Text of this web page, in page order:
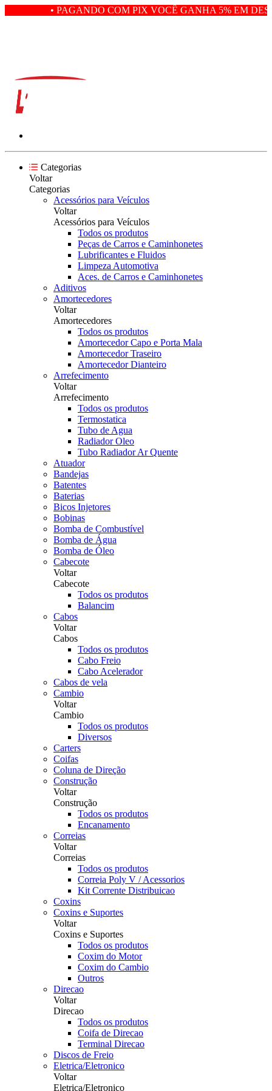
• PAGANDO COM PIX VOCÊ GANHA 5% EM
Categorias
Voltar
Categorias
Acessórios para Veículos
Voltar
Acessórios para Veículos
Todos os produtos
Peças de Carros e Caminhonetes
Lubrificantes e Fluidos
Limpeza Automotiva
Aces. de Carros e Caminhonetes
Aditivos
Amortecedores
Voltar
Amortecedores
Todos os produtos
Amortecedor Capo e Porta Mala
Amortecedor Traseiro
Amortecedor Dianteiro
Arrefecimento
Voltar
Arrefecimento
Todos os produtos
Termostatica
Tubo de Agua
Radiador Oleo
Tubo Radiador Ar Quente
Atuador
Bandejas
Batentes
Baterias
Bicos Injetores
Bobinas
Bomba de Combustível
Bomba de Água
Bomba de Óleo
Cabecote
Voltar
Cabecote
Todos os produtos
Balancim
Cabos
Voltar
Cabos
Todos os produtos
Cabo Freio
Cabo Acelerador
Cabos de vela
Cambio
Voltar
Cambio
Todos os produtos
Diversos
Carters
Coifas
Coluna de Direção
Construção
Voltar
Construção
Todos os produtos
Encanamento
Correias
Voltar
Correias
Todos os produtos
Correia Poly V / Acessorios
Kit Corrente Distribuicao
Coxins
Coxins e Suportes
Voltar
Coxins e Suportes
Todos os produtos
Coxim do Motor
Coxim do Cambio
Outros
Direcao
Voltar
Direcao
Todos os produtos
Coifa de Direcao
Terminal Direcao
Discos de Freio
Eletrica/Eletronico
Voltar
Eletrica/Eletronico